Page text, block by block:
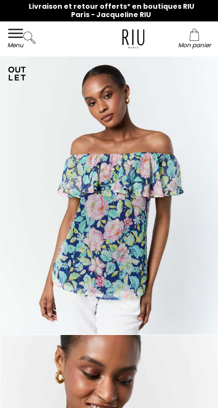
Livraison et retour offerts* en boutiques RIU
Paris - Jacqueline RIU
Menu Mon panier